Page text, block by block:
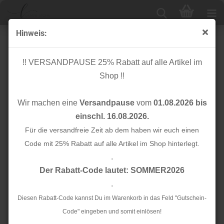
Hinweis:
!! VERSANDPAUSE 25% Rabatt auf alle Artikel im
Shop !!
Wir machen eine Versandpausevom 01.08.2026 bis
einschl. 16.08.2026.
Für die versandfreie Zeit ab dem haben wir euch einen
Code mit 25% Rabatt auf alle Artikel im Shop hinterlegt.
.
Der Rabatt-Code lautet: SOMMER2026
.
Diesen Rabatt-Code kannst Du im Warenkorb in das Feld "Gutschein-
Code" eingeben und somit einlösen!
Jersey - uni - blau